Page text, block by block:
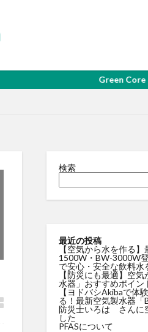
Green Core
検索
最近の投稿
【空気から水を作る
1500W・BW-3000W
で安心・安全な飲料水
【防災にも最適】空
水器」おすすめポイン
【ヨドバシAkibaで体
る！最新空気製水器
防災士いろは さんに
した
PFASについて